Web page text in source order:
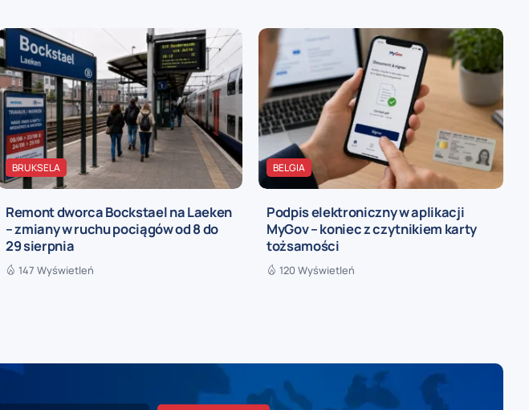
BRUKSELA
Remont dworca Bockstael na Laeken
– zmiany w ruchu pociągów od 8 do
29 sierpnia
147 Wyświetleń
BELGIA
Podpis elektroniczny w aplikacji
MyGov – koniec z czytnikiem karty
tożsamości
120 Wyświetleń